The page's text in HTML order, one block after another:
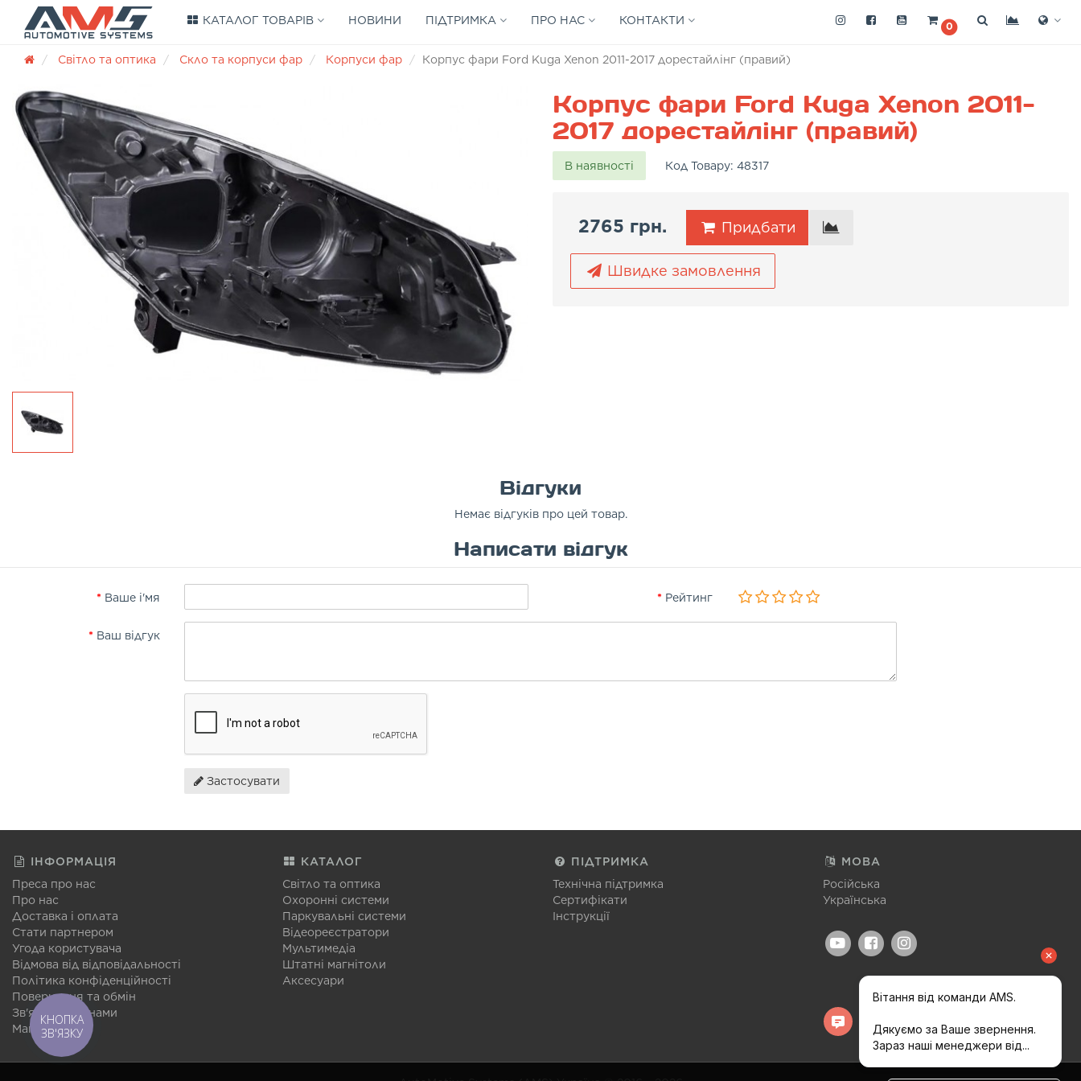
КАТАЛОГ ТОВАРІВ НОВИНИ ПІДТРИМКА ПРО НАС КОНТАКТИ 0
Світло та оптика Скло та корпуси фар Корпуси фар Корпус фари Ford Kuga Xenon 2011-2017 дорестайлінг (правий)
Корпус фари Ford Kuga Xenon 2011-
2017 дорестайлінг (правий)
В наявності Код Товару: 48317
2765 грн. Придбати
Швидке замовлення
Відгуки
Немає відгуків про цей товар.
Написати відгук
Ваше і'мя Рейтинг
Ваш відгук
Застосувати
ІНФОРМАЦІЯ
Преса про нас
Про нас
Доставка і оплата
Стати партнером
Угода користувача
Відмова від відповідальності
Політика конфіденційності
Повернення та обмін
Зв'язатися з нами
Мапа сайту
КАТАЛОГ
Світло та оптика
Охоронні системи
Паркувальні системи
Відеореєстратори
Мультимедіа
Штатні магнітоли
Аксесуари
ПІДТРИМКА
Технічна підтримка
Сертифікати
Інструкції
МОВА
Російська
Українська
КНОПКА
ЗВ'ЯЗКУ